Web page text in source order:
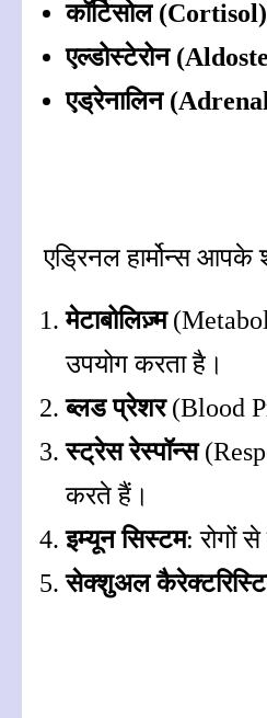
कॉर्टिसोल (Cortisol)
एल्डोस्टेरोन
एड्रेनालिन
एड्रिनल हार्मोन्स आपके
मेटाबोलिज़्म
उपयोग करता है।
ब्लड प्रेशर(Blood
स्ट्रेस रेस्पॉन्स
करते हैं।
इम्यून सिस्टम: रोगों
सेक्शुअल